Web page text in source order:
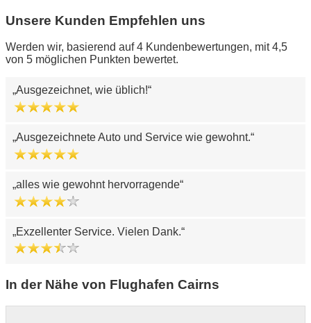
Unsere Kunden Empfehlen uns
Werden wir, basierend auf 4 Kundenbewertungen, mit 4,5
von 5 möglichen Punkten bewertet.
Ausgezeichnet, wie üblich!
Ausgezeichnete Auto und Service wie gewohnt.
alles wie gewohnt hervorragende
Exzellenter Service. Vielen Dank.
In der Nähe von Flughafen Cairns